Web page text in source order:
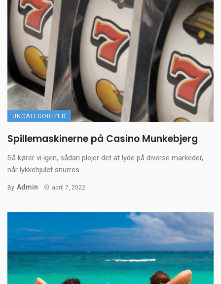
UNCATEGORIZED
Spillemaskinerne på Casino Munkebjerg
Så kører vi igen, sådan plejer det at lyde på diverse markeder,
når lykkehjulet snurres ...
By Admin april 7, 2022